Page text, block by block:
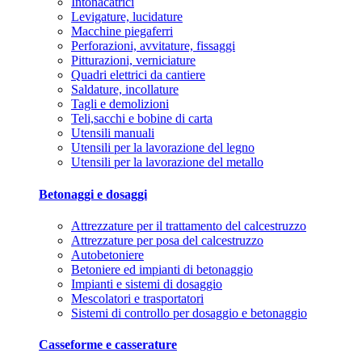
Levigature, lucidature
Macchine piegaferri
Perforazioni, avvitature, fissaggi
Pitturazioni, verniciature
Quadri elettrici da cantiere
Saldature, incollature
Tagli e demolizioni
Teli,sacchi e bobine di carta
Utensili manuali
Utensili per la lavorazione del legno
Utensili per la lavorazione del metallo
Betonaggi e dosaggi
Attrezzature per il trattamento del calcestruzzo
Attrezzature per posa del calcestruzzo
Autobetoniere
Betoniere ed impianti di betonaggio
Impianti e sistemi di dosaggio
Mescolatori e trasportatori
Sistemi di controllo per dosaggio e betonaggio
Casseforme e casserature